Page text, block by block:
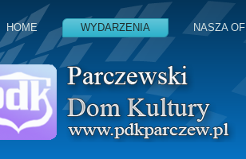
HOME WYDARZENIA NASZA